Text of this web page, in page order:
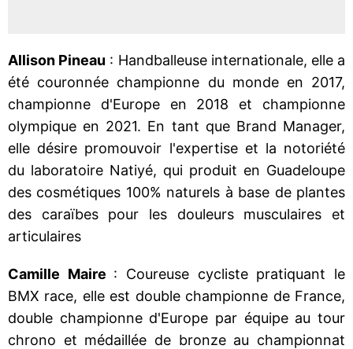
Allison Pineau : Handballeuse internationale, elle a
été couronnée championne du monde en 2017,
championne d'Europe en 2018 et championne
olympique en 2021. En tant que Brand Manager,
elle désire promouvoir l'expertise et la notoriété
du laboratoire Natiyé, qui produit en Guadeloupe
des cosmétiques 100% naturels à base de plantes
des caraïbes pour les douleurs musculaires et
articulaires
Camille Maire : Coureuse cycliste pratiquant le
BMX race, elle est double championne de France,
double championne d'Europe par équipe au tour
chrono et médaillée de bronze au championnat